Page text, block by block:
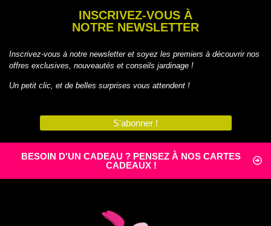
INSCRIVEZ-VOUS À
NOTRE NEWSLETTER
Inscrivez-vous à notre newsletter et soyez les premiers à découvrir nos
offres exclusives, nouveautés et conseils jardinage !
Un petit clic, et de belles surprises vous attendent !
S'abonner !
BESOIN D'UN CADEAU ? PENSEZ À NOS CARTES
CADEAUX !